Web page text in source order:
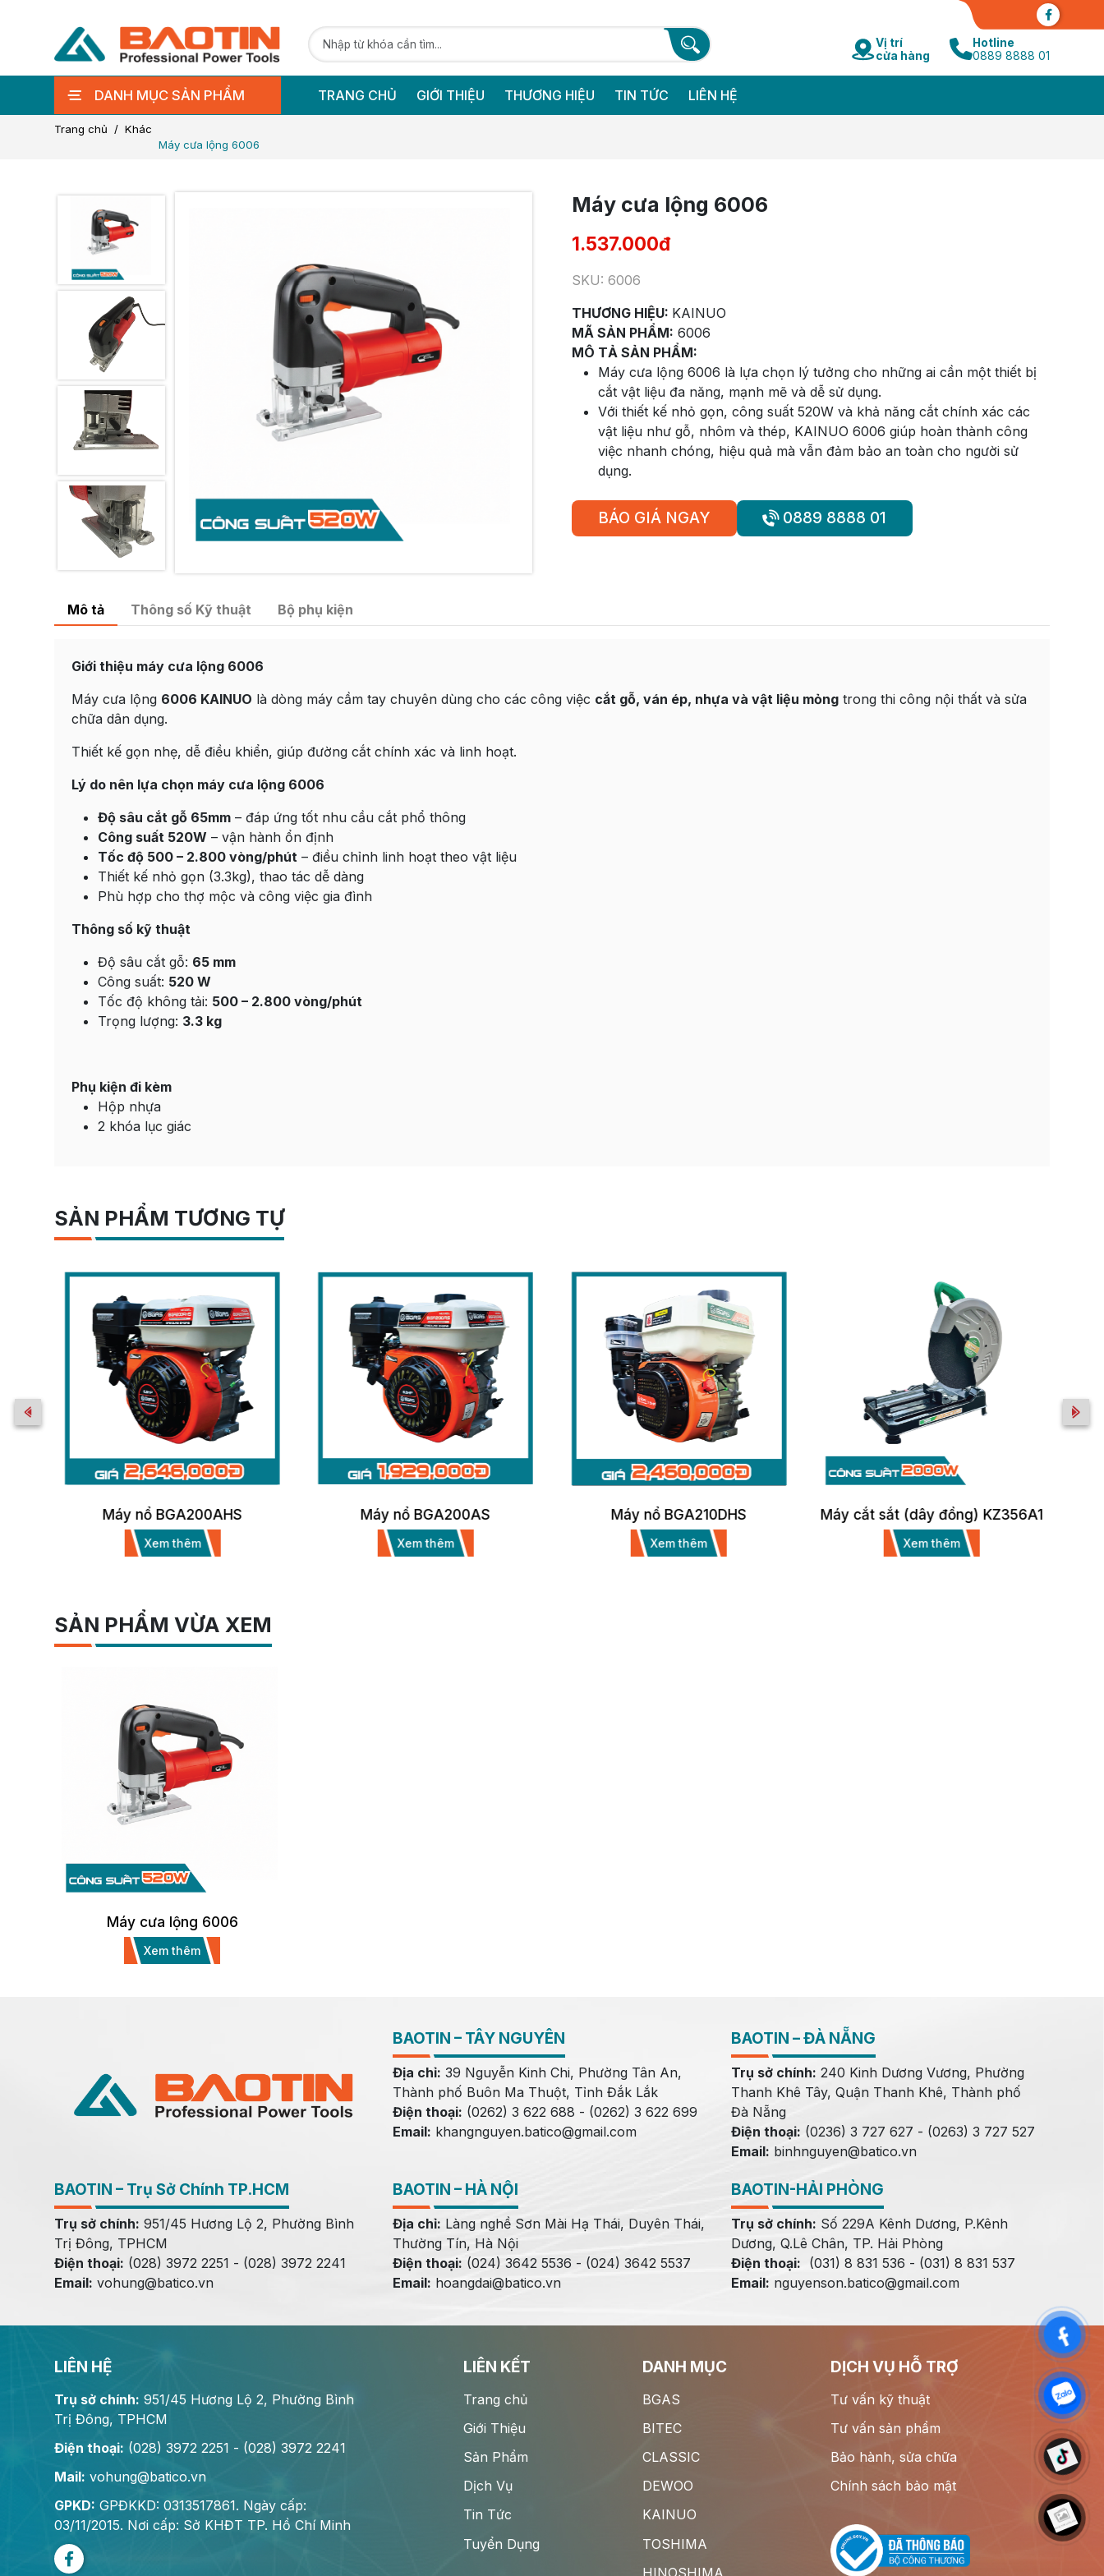
Vị trí
cửa hàng
Hotline
0889 8888 01
DANH MỤC SẢN PHẨM TRANG CHỦ GIỚI THIỆU THƯƠNG HIỆU TIN TỨC LIÊN HỆ
Trang chủ
Khác
Máy cưa lộng 6006
Máy cưa lộng 6006
1.537.000đ
SKU: 6006
THƯƠNG HIỆU: KAINUO
MÃ SẢN PHẨM: 6006
MÔ TẢ SẢN PHẨM:
Máy cưa lộng 6006 là lựa chọn lý tưởng cho những ai cần một thiết bị
cắt vật liệu đa năng, mạnh mẽ và dễ sử dụng.
Với thiết kế nhỏ gọn, công suất 520W và khả năng cắt chính xác các
vật liệu như gỗ, nhôm và thép, KAINUO 6006 giúp hoàn thành công
việc nhanh chóng, hiệu quả mà vẫn đảm bảo an toàn cho người sử
dụng.
BÁO GIÁ NGAY 0889 8888 01
Mô tả Thông số Kỹ thuật Bộ phụ kiện
Giới thiệu máy cưa lộng 6006
Máy cưa lộng 6006 KAINUO là dòng máy cầm tay chuyên dùng cho các công việc cắt gỗ, ván ép, nhựa và vật liệu mỏngtrong thi công nội thất và sửa
chữa dân dụng.
Thiết kế gọn nhẹ, dễ điều khiển, giúp đường cắt chính xác và linh hoạt.
Lý do nên lựa chọn máy cưa lộng 6006
Độ sâu cắt gỗ 65mm– đáp ứng tốt nhu cầu cắt phổ thông
Công suất 520W – vận hành ổn định
Tốc độ 500 – 2.800 vòng/phút– điều chỉnh linh hoạt theo vật liệu
Thiết kế nhỏ gọn (3.3kg), thao tác dễ dàng
Phù hợp cho thợ mộc và công việc gia đình
Thông số kỹ thuật
Độ sâu cắt gỗ: 65 mm
Công suất: 520 W
Tốc độ không tải: 500 – 2.800 vòng/phút
Trọng lượng: 3.3 kg
Phụ kiện đi kèm
Hộp nhựa
2 khóa lục giác
SẢN PHẨM TƯƠNG TỰ
Máy nổ BGA200AHS
Xem thêm
Máy nổ BGA200AS
Xem thêm
Máy nổ BGA210DHS
Xem thêm
Máy cắt sắt (dây đồng) KZ356A1
Xem thêm
SẢN PHẨM VỪA XEM
Máy cưa lộng 6006
Xem thêm
BAOTIN – TÂY NGUYÊN
Địa chỉ: 39 Nguyễn Kinh Chi, Phường Tân An,
Thành phố Buôn Ma Thuột, Tỉnh Đắk Lắk
Điện thoại: (0262) 3 622 688 - (0262) 3 622 699
Email: khangnguyen.batico@gmail.com
BAOTIN – ĐÀ NẴNG
Trụ sở chính: 240 Kinh Dương Vương, Phường
Thanh Khê Tây, Quận Thanh Khê, Thành phố
Đà Nẵng
Điện thoại: (0236) 3 727 627 - (0263) 3 727 527
Email: binhnguyen@batico.vn
BAOTIN – Trụ Sở Chính TP.HCM
Trụ sở chính: 951/45 Hương Lộ 2, Phường Bình
Trị Đông, TPHCM
Điện thoại: (028) 3972 2251 - (028) 3972 2241
Email: vohung@batico.vn
BAOTIN – HÀ NỘI
Địa chỉ: Làng nghề Sơn Mài Hạ Thái, Duyên Thái,
Thường Tín, Hà Nội
Điện thoại: (024) 3642 5536 - (024) 3642 5537
Email: hoangdai@batico.vn
BAOTIN-HẢI PHÒNG
Trụ sở chính: Số 229A Kênh Dương, P.Kênh
Dương, Q.Lê Chân, TP. Hải Phòng
Điện thoại: (031) 8 831 536 - (031) 8 831 537
Email: nguyenson.batico@gmail.com
LIÊN HỆ
Trụ sở chính: 951/45 Hương Lộ 2, Phường Bình
Trị Đông, TPHCM
Điện thoại: (028) 3972 2251 - (028) 3972 2241
Mail: vohung@batico.vn
GPKD: GPĐKKD: 0313517861. Ngày cấp:
03/11/2015. Nơi cấp: Sở KHĐT TP. Hồ Chí Minh
LIÊN KẾT
Trang chủ
Giới Thiệu
Sản Phẩm
Dịch Vụ
Tin Tức
Tuyển Dụng
DANH MỤC
BGAS
BITEC
CLASSIC
DEWOO
KAINUO
TOSHIMA
HINOSHIMA
DỊCH VỤ HỖ TRỢ
Tư vấn kỹ thuật
Tư vấn sản phẩm
Bảo hành, sửa chữa
Chính sách bảo mật